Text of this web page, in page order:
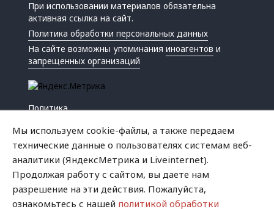
При использовании материалов обязательна
активная ссылка на сайт.
Политика обработки персональных данных
На сайте возможны упоминанияиноагентов и
запрещенных организаций
Политика
Криминал
Мы используем cookie-файлы, а также передаем
технические данные о пользователях системам веб-
аналитики (ЯндексМетрика и Liveinternet).
Продолжая работу с сайтом, вы даете нам
разрешение на эти действия. Пожалуйста,
ознакомьтесь с нашей политикой обработки